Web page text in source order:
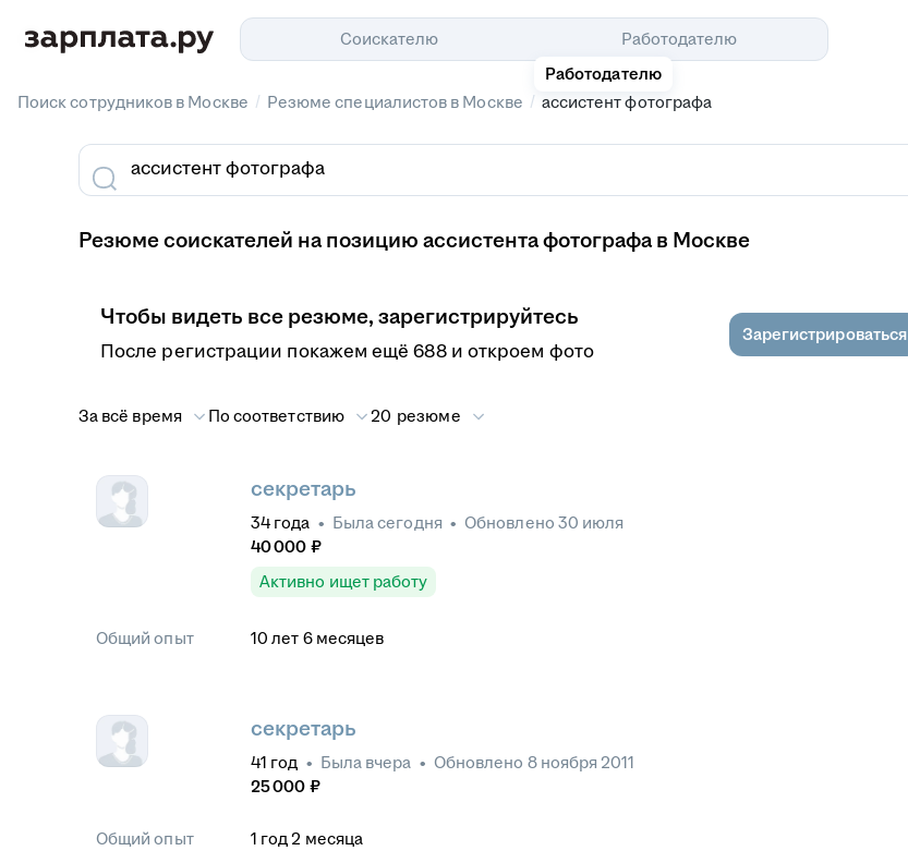
Соискателю
Работодателю
Работодателю
Поиск сотрудников в Москве / Резюме специалистов в Москве / ассистент фотографа
Резюме соискателей на позицию ассистента фотографа в Москве
Чтобы видеть все резюме, зарегистрируйтесь
После регистрации покажем ещё 688 и откроем фото
Зарегистрироваться
За всё время По соответствию 20 резюме
секретарь
34 года • Быласегодня • Обновлено 30 июля
40 000 ₽
Активно ищет работу
Общий опыт 10 лет 6 месяцев
секретарь
41 год • Была вчера • Обновлено 8 ноября 2011
25 000 ₽
Общий опыт 1 год 2 месяца